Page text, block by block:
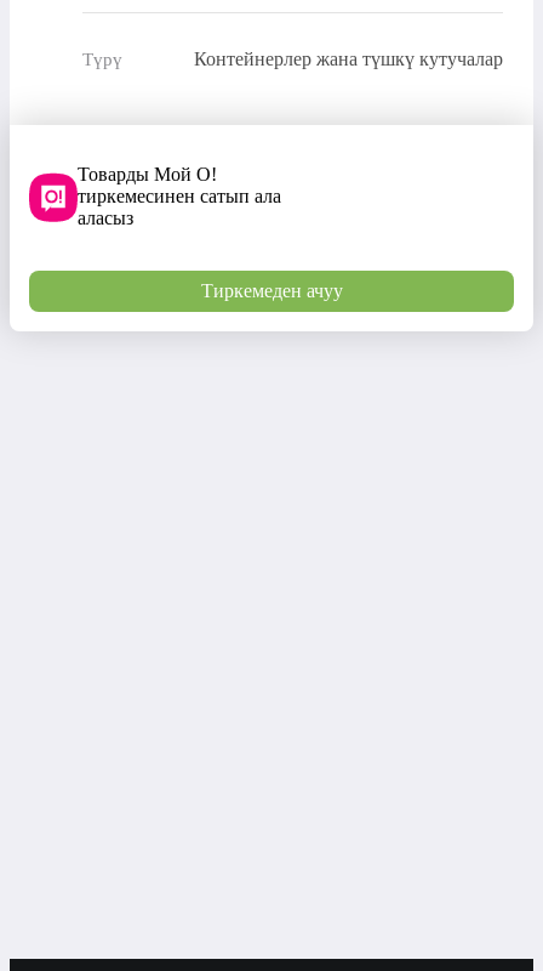
Түрү Контейнерлер жана түшкү кутучалар
Товарды Мой О!
тиркемесинен сатып ала
аласыз
Тиркемеден ачуу